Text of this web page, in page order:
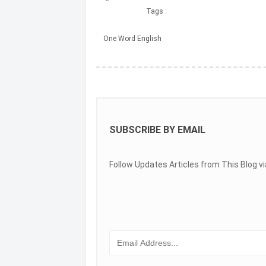
SUBSCRIBE BY EMAIL
Follow Updates Articles from This Blog